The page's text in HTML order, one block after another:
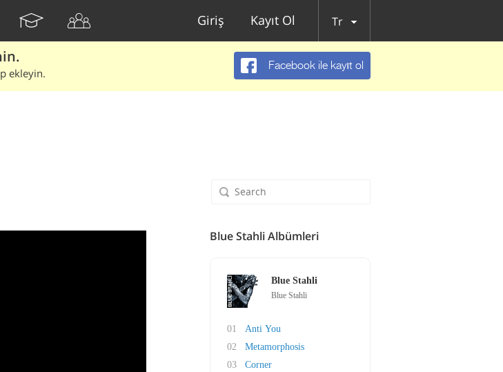
Giriş Kayıt Ol Tr
ekleyin.
Facebook ile kayıt ol
Blue Stahli Albümleri
Blue Stahli
Blue Stahli
01
Anti You
02
Metamorphosis
03
Corner